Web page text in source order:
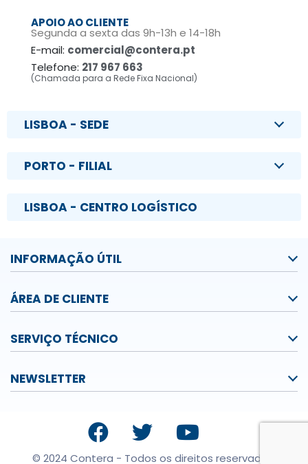
APOIO AO CLIENTE
Segunda a sexta das 9h-13h e 14-18h
E-mail: comercial@contera.pt
Telefone: 217 967 663
(Chamada para a Rede Fixa Nacional)
LISBOA - SEDE
PORTO - FILIAL
LISBOA - CENTRO LOGÍSTICO
INFORMAÇÃO ÚTIL
ÁREA DE CLIENTE
SERVIÇO TÉCNICO
NEWSLETTER
© 2024 Contera - Todos os direitos reservados.